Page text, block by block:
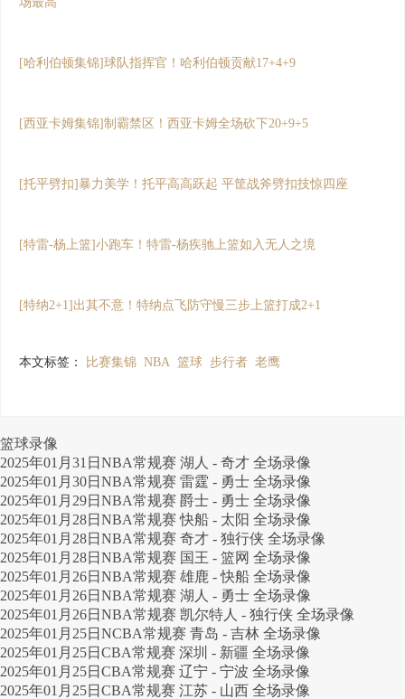
[哈利伯顿集锦]球队指挥官！哈利伯顿贡献17+4+9
[西亚卡姆集锦]制霸禁区！西亚卡姆全场砍下20+9+5
[托平劈扣]暴力美学！托平高高跃起 平筐战斧劈扣技惊四座
[特雷-杨上篮]小跑车！特雷-杨疾驰上篮如入无人之境
[特纳2+1]出其不意！特纳点飞防守慢三步上篮打成2+1
本文标签： 比赛集锦 NBA 篮球 步行者 老鹰
篮球录像
2025年01月31日NBA常规赛 湖人 - 奇才 全场录像
2025年01月30日NBA常规赛 雷霆 - 勇士 全场录像
2025年01月29日NBA常规赛 爵士 - 勇士 全场录像
2025年01月28日NBA常规赛 快船 - 太阳 全场录像
2025年01月28日NBA常规赛 奇才 - 独行侠 全场录像
2025年01月28日NBA常规赛 国王 - 篮网 全场录像
2025年01月26日NBA常规赛 雄鹿 - 快船 全场录像
2025年01月26日NBA常规赛 湖人 - 勇士 全场录像
2025年01月26日NBA常规赛 凯尔特人 - 独行侠 全场录像
2025年01月25日NCBA常规赛 青岛 - 吉林 全场录像
2025年01月25日CBA常规赛 深圳 - 新疆 全场录像
2025年01月25日CBA常规赛 辽宁 - 宁波 全场录像
2025年01月25日CBA常规赛 江苏 - 山西 全场录像